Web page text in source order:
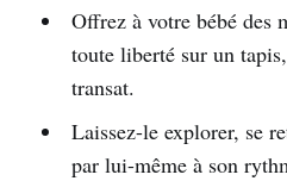
Offrez à votre bébé des
toute liberté sur un
transat.
Laissez-le explorer, se
par lui-même à son